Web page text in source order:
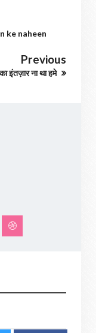
ke naheen
Previous
इंतज़ार ना था हमे